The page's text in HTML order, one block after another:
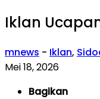
Iklan
mnews - Iklan,
Mei 18, 2026
Bagikan